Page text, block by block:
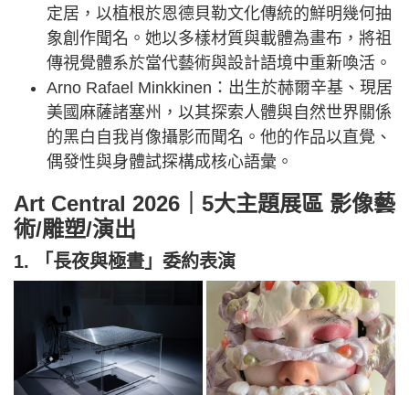
定居，以植根於恩德貝勒文化傳統的鮮明幾何抽
象創作聞名。她以多樣材質與載體為畫布，將祖
傳視覺體系於當代藝術與設計語境中重新喚活。
Arno Rafael Minkkinen：出生於赫爾辛基、現居
美國麻薩諸塞州，以其探索人體與自然世界關係
的黑白自我肖像攝影而聞名。他的作品以直覺、
偶發性與身體試探構成核心語彙。
Art Central 2026｜5大主題展區 影像藝
術/雕塑/演出
1. 「長夜與極晝」委約表演